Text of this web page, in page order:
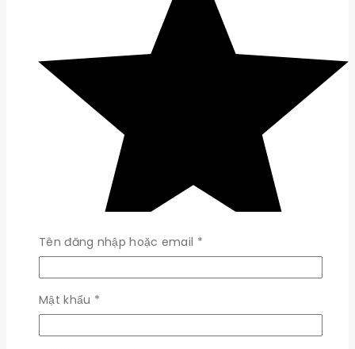
Tên đăng nhập hoặc email *Bắt
buộc
Mật khẩu *
buộc